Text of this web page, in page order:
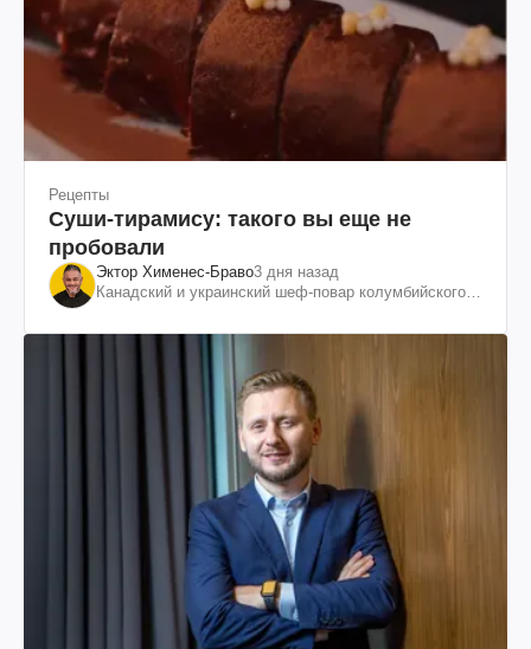
Рецепты
Суши-тирамису: такого вы еще не
пробовали
Эктор Хименес-Браво3 дня назад
Канадский и украинский шеф-повар колумбийского